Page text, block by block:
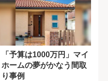
「予算は1000万円」マイ
ホームの夢がかなう間取
り事例